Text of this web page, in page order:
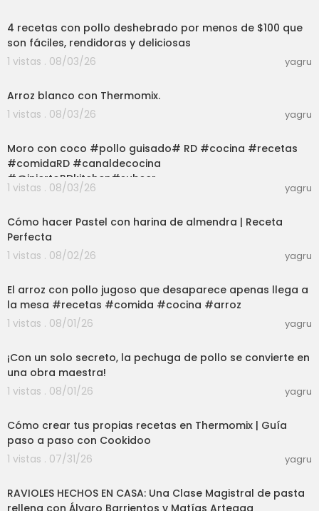
🔔 Facebook, Instagram, TikTok: @CeciliaTupac
4 recetas con pollo deshebrado por menos de $100 que
son fáciles, rendidoras y deliciosas
1 vistas . 08/03/26
yagru
Arroz blanco con Thermomix.
1 vistas . 08/03/26
yagru
Moro con coco #pollo guisado# RD #cocina #recetas
#comidaRD #canaldecocina
#@injertoRDkitchen#subscr
1 vistas . 08/03/26 yagru
Cómo hacer Pastel con harina de almendra | Receta
Perfecta
1 vistas . 08/02/26
yagru
El arroz con pollo jugoso que desaparece apenas llega a
la mesa #recetas #comida #cocina #arroz
1 vistas . 08/01/26
yagru
¡Con un solo secreto, la pechuga de pollo se convierte en
una obra maestra!
1 vistas . 08/01/26
yagru
Cómo crear tus propias recetas en Thermomix | Guía
paso a paso con Cookidoo
1 vistas . 07/31/26
yagru
RAVIOLES HECHOS EN CASA: Una Clase Magistral de pasta